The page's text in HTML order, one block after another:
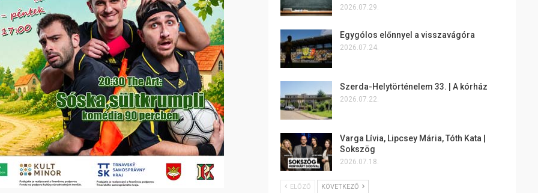
2026.07.29.
Egygólos előnnyel a visszavágóra
2026.07.24.
Szerda-Helytörténelem 33. | A kórház
2026.07.22.
Varga Lívia, Lipcsey Mária, Tóth Kata |
Sokszög
2026.07.18.
ELŐZŐ KÖVETKEZŐ